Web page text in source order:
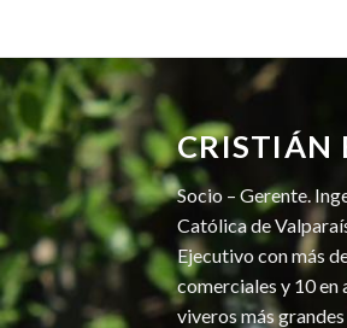
CRISTIÁN
Socio – Gerente.
Católica de
Ejecutivo con más
comerciales y 10 en
viveros más